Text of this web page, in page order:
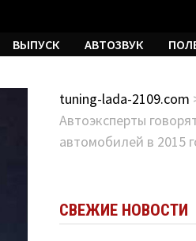
ВЫПУСК АВТОЗВУК
tuning-lada-2109.com
Автоэксперты
автомобилей в 2015
СВЕЖИЕ НОВОСТИ